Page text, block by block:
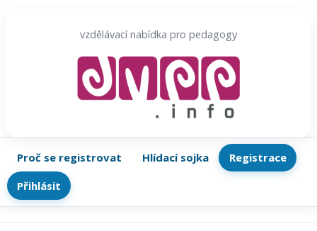
vzdělávací nabídka pro pedagogy
Proč se registrovat Hlídací sojka
Registrace
Přihlásit